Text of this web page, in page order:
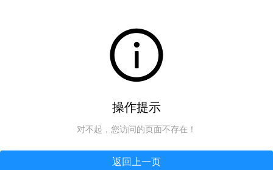
操作提示
对不起，您访问的页面不存在！
返回上一页